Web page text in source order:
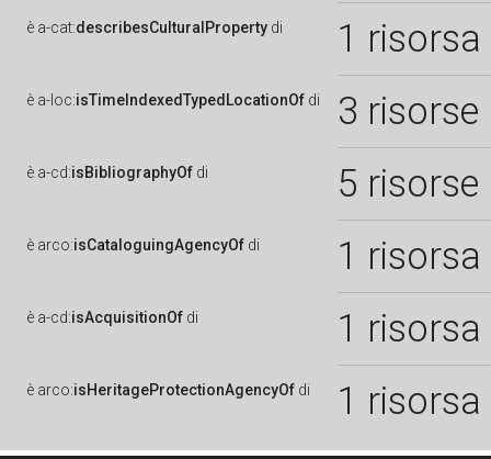
è a-cat:describesCulturalProperty di 1 risorsa
è a-loc:isTimeIndexedTypedLocationOf di 3 risorse
è a-cd:isBibliographyOf di 5 risorse
è arco:isCataloguingAgencyOf di 1 risorsa
è a-cd:isAcquisitionOf di 1 risorsa
è arco:isHeritageProtectionAgencyOf di 1 risorsa